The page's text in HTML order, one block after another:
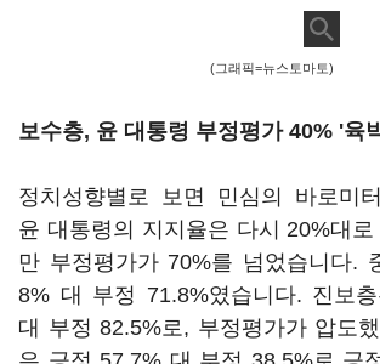
(그래픽=뉴스토마토)
보수층, 윤 대통령 부정평가 40% '육
정치성향별로 보면 민심의 바로미
윤 대통령의 지지율은 다시 20%대
만 부정평가가 70%를 넘었습니다.
8% 대 부정 71.8%였습니다. 진보
대 부정 82.5%로, 부정평가가 압도